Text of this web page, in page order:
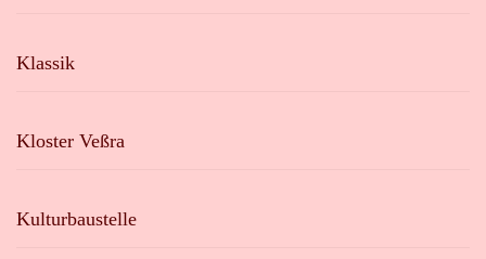
Klassik
Kloster Veßra
Kulturbaustelle